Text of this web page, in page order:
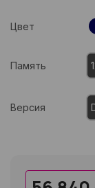
Цвет
Память
Версия